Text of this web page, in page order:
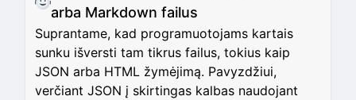
arba Markdown failus
Suprantame, kad programuotojams kartais
sunku išversti tam tikrus failus, tokius kaip
JSON arba HTML žymėjimą. Pavyzdžiui,
verčiant JSON į skirtingas kalbas naudojant